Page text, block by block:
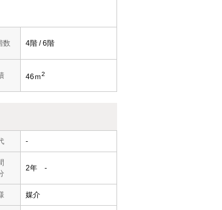
数 4階 / 6階
46ｍ2
-
2年 -
媒介